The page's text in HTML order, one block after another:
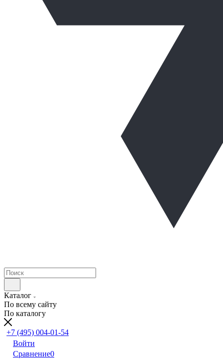
Каталог
По всему сайту
По каталогу
+7 (495) 004-01-54
Войти
Сравнение0